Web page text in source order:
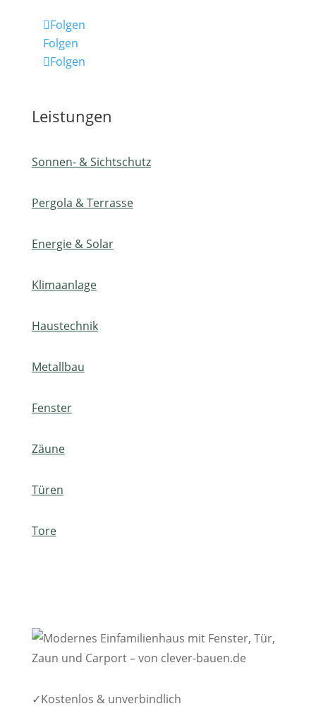
Folgen
Folgen
Folgen
Leistungen
Sonnen- & Sichtschutz
Pergola & Terrasse
Energie & Solar
Klimaanlage
Haustechnik
Metallbau
Fenster
Zäune
Türen
Tore
✓Kostenlos & unverbindlich